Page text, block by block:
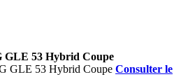
53 Hybrid Coupe
Consulter le